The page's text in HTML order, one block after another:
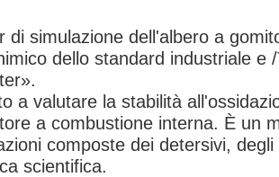
di simulazione dell'albero a
dello standard industriale
a valutare la stabilità
a combustione interna. È un
composte dei detersivi,
scientifica.